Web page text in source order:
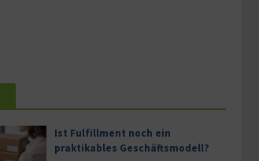
Ist Fulfillment noch ein
praktikables Geschäftsmodell?